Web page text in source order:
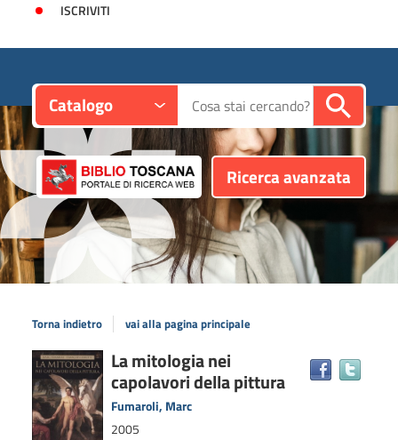
ISCRIVITI
Catalogo Cerca su "Catalogo"
Ricerca avanzata
Torna indietro vai alla pagina principale
Dettaglio
del
documento
La mitologia nei
capolavori della pittura
Fumaroli, Marc
2005